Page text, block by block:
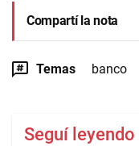
Compartí la nota
Temas banco
Seguí leyendo